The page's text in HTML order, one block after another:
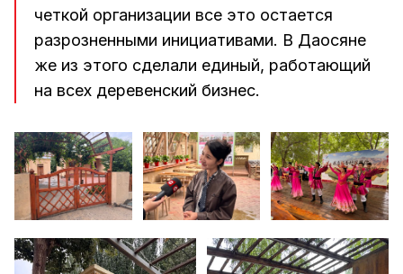
четкой организации все это остается
разрозненными инициативами. В Даосяне
же из этого сделали единый, работающий
на всех деревенский бизнес.